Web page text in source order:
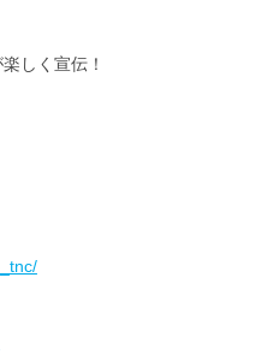
しく宣伝！